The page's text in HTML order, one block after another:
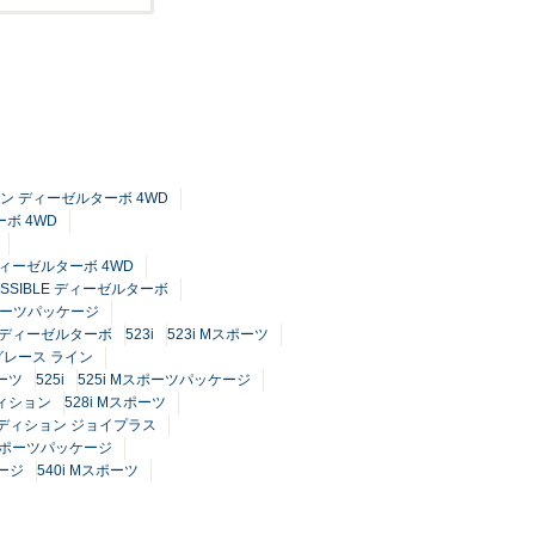
ディーゼルターボ 4WD
ボ 4WD
ーゼルターボ 4WD
ディーゼルターボ
ツパッケージ
ィーゼルターボ 523i
523i Mスポーツ
ース ライン
ツ 525i
525i Mスポーツパッケージ
ション
528i Mスポーツ
ィション ジョイプラス
ーツパッケージ
ジ
540i Mスポーツ